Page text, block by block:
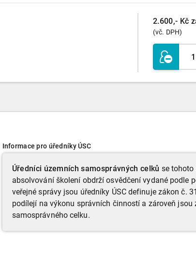
2.600,- Kč
(vč. DPH)
Informace pro úředníky ÚSC
Úředníci územních samosprávných celků se tohoto
absolvování školení obdrží osvědčení vydané podle
veřejné správy jsou úředníky ÚSC definuje zákon č.
podílejí na výkonu správních činností a zároveň
samosprávného celku.